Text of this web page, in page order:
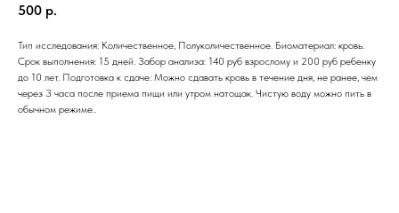
500 р.
Тип исследования: Количественное, Полуколичественное. Биоматериал: кровь.
Срок выполнения: 15 дней. Забор анализа: 140 руб взрослому и 200 руб ребенку
до 10 лет. Подготовка к сдаче: Можно сдавать кровь в течение дня, не ранее, чем
через 3 часа после приема пищи или утром натощак. Чистую воду можно пить в
обычном режиме..